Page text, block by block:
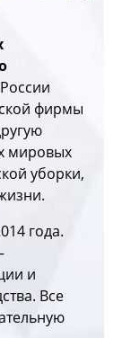
фирмы
мировых
уборки,
года.
и
Все